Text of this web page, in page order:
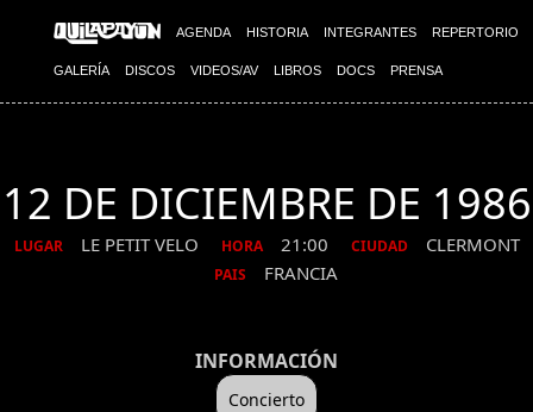
AGENDA HISTORIA INTEGRANTES REPERTORIO
GALERÍA DISCOS VIDEOS/AV LIBROS DOCS PRENSA
12 DE DICIEMBRE DE 1986
LUGAR LE PETIT VELO HORA 21:00 CIUDAD CLERMONT
PAIS FRANCIA
INFORMACIÓN
Concierto